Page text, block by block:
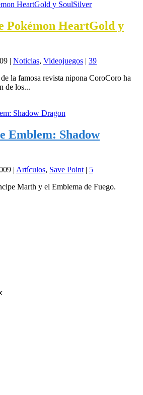
Pokémon HeartGold y
| Noticias, Videojuegos | 39
la famosa revista nipona CoroCoro ha
de los...
Emblem: Shadow
| Artículos, Save Point | 5
Marth y el Emblema de Fuego.